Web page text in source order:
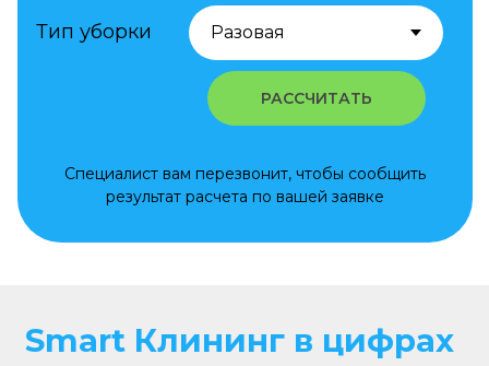
РАССЧИТАТЬ
Специалист вам перезвонит, чтобы сообщить
результат расчета по вашей заявке
Тип уборки
Smart Клининг в цифрах